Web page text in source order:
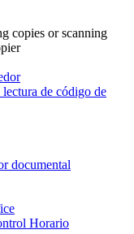
de código de
documental
Horario